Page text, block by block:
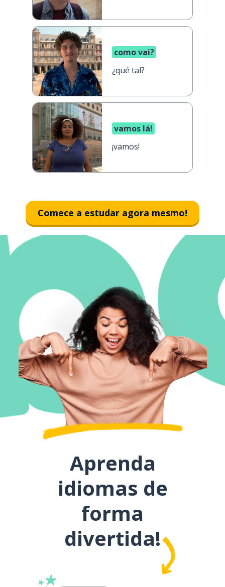
como vai?
¿qué tal?
vamos lá!
¡vamos!
Comece a estudar agora mesmo!
Aprenda
idiomas de
forma
divertida!